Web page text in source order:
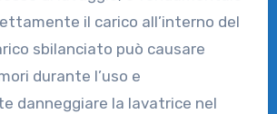
il carico all’interno del
sbilanciato può causare
durante l’uso e
danneggiare la lavatrice nel